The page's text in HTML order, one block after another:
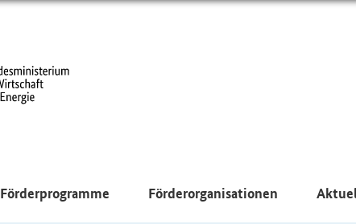
Förderprogramme Förderorganisationen